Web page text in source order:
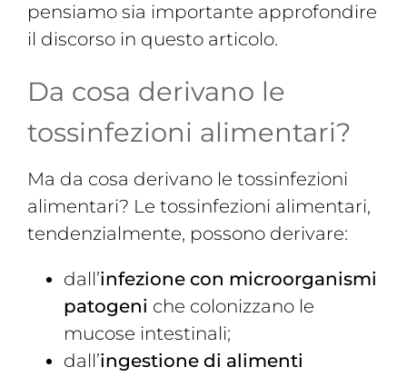
pensiamo sia importante approfondire
il discorso in questo articolo.
Da cosa derivano le
tossinfezioni alimentari?
Ma da cosa derivano le tossinfezioni
alimentari? Le tossinfezioni alimentari,
tendenzialmente, possono derivare:
dall’infezione con microorganismi
patogeni che colonizzano le
mucose intestinali;
dall’ingestione di alimenti